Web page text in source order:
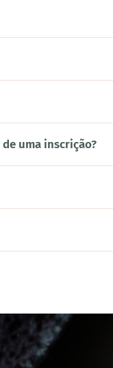
uma inscrição?